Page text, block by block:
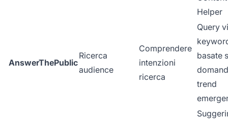
Helper
AnswerThePublic
Ricerca
audience
Comprendere
intenzioni
ricerca
Query
basate
trend